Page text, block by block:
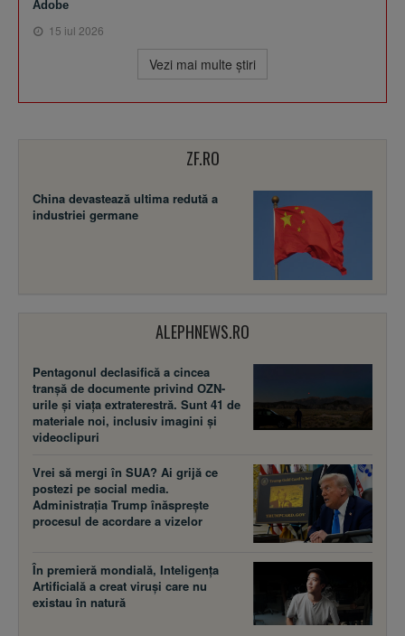
Adobe
15 iul 2026
Vezi mai multe ştiri
ZF.RO
China devastează ultima redută a
industriei germane
ALEPHNEWS.RO
Pentagonul declasifică a cincea
tranșă de documente privind OZN-
urile și viața extraterestră. Sunt 41 de
materiale noi, inclusiv imagini și
videoclipuri
Vrei să mergi în SUA? Ai grijă ce
postezi pe social media.
Administrația Trump înăsprește
procesul de acordare a vizelor
În premieră mondială, Inteligența
Artificială a creat viruși care nu
existau în natură